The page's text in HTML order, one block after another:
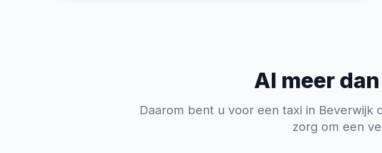
Al meer
Daarom bent u voor een taxi in Beverwijk
zorg om een